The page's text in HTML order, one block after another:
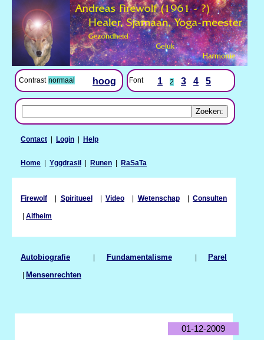
Contrast normaal hoog Font 1 2 3 4 5
Contact | Login | Help
Home | Yggdrasil | Runen | RaSaTa
Firewolf | Spiritueel| Video | Wetenschap| Consulten
| Alfheim
Autobiografie | Fundamentalisme| Parel
| Mensenrechten
01-12-2009